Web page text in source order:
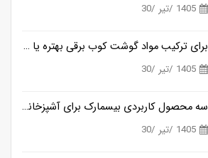
1405 /تیر /30
برای ترکیب مواد گوشت کوب برقی بهتره یا مخلوط کن؟
1405 /تیر /30
سه محصول کاربردی بیسمارک برای آشپزخانه های مدرن
1405 /تیر /30